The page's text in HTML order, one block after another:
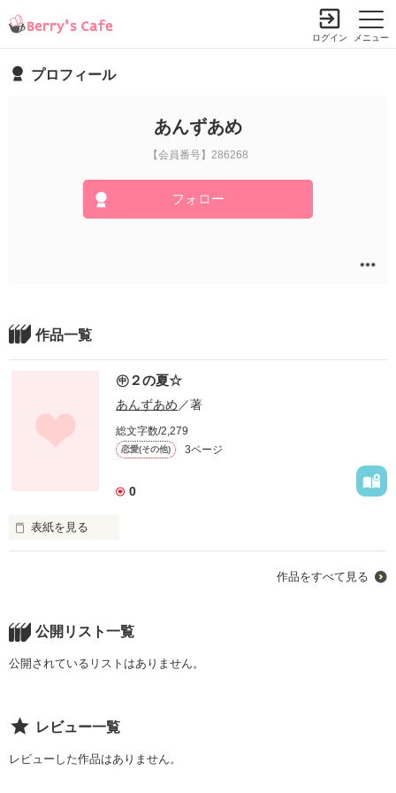
メニュー
ログイン
プロフィール
あんずあめ
【会員番号】286268
フォロー
作品一覧
㊥２の夏☆
あんずあめ ／著
総文字数/2,279
恋愛(その他) 3ページ
0
表紙を見る
運命だった。
気づかない２人は、
その分、
誰にも負けない愛だよ。
作品をすべて見る
公開リスト一覧
公開されているリストはありません。
レビュー一覧
レビューした作品はありません。